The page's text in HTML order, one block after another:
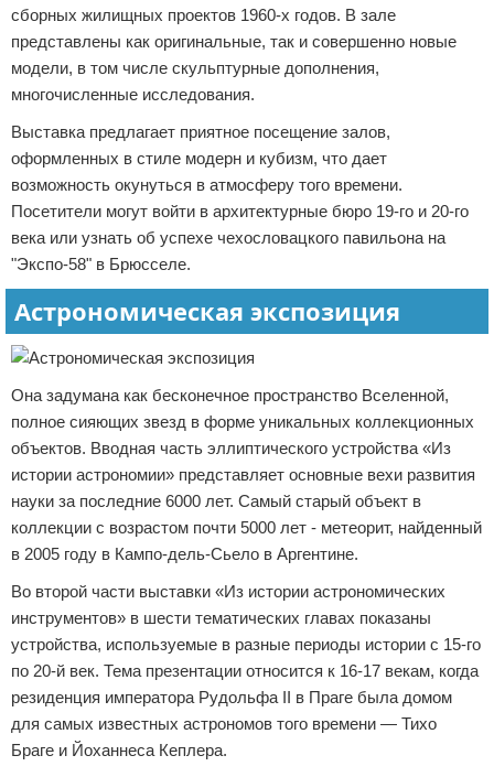
сборных жилищных проектов 1960-х годов. В зале
представлены как оригинальные, так и совершенно новые
модели, в том числе скульптурные дополнения,
многочисленные исследования.
Выставка предлагает приятное посещение залов,
оформленных в стиле модерн и кубизм, что дает
возможность окунуться в атмосферу того времени.
Посетители могут войти в архитектурные бюро 19-го и 20-го
века или узнать об успехе чехословацкого павильона на
"Экспо-58" в Брюсселе.
Астрономическая экспозиция
Она задумана как бесконечное пространство Вселенной,
полное сияющих звезд в форме уникальных коллекционных
объектов. Вводная часть эллиптического устройства «Из
истории астрономии» представляет основные вехи развития
науки за последние 6000 лет. Самый старый объект в
коллекции с возрастом почти 5000 лет - метеорит, найденный
в 2005 году в Кампо-дель-Сьело в Аргентине.
Во второй части выставки «Из истории астрономических
инструментов» в шести тематических главах показаны
устройства, используемые в разные периоды истории с 15-го
по 20-й век. Тема презентации относится к 16-17 векам, когда
резиденция императора Рудольфа II в Праге была домом
для самых известных астрономов того времени — Тихо
Браге и Йоханнеса Кеплера.